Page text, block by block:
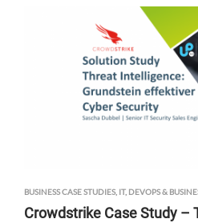
BUSINESS CASE STUDIES, IT, DEVOPS &
Crowdstrike Case Study –